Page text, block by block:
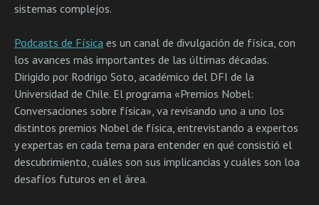
sistemas complejos.
Podcasts de Física es un canal de divulgación de física, con
los avances más importantes de las últimas décadas.
Dirigido por Rodrigo Soto, académico del DFI de la
Universidad de Chile. El programa «Premios Nobel:
Conversaciones sobre física», va revisando uno a uno los
distintos premios Nobel de física, entrevistando a expertos
y expertas en cada tema para entender en qué consistió el
descubrimiento, cuáles son sus implicancias y cuáles son loa
desafíos futuros en el área.